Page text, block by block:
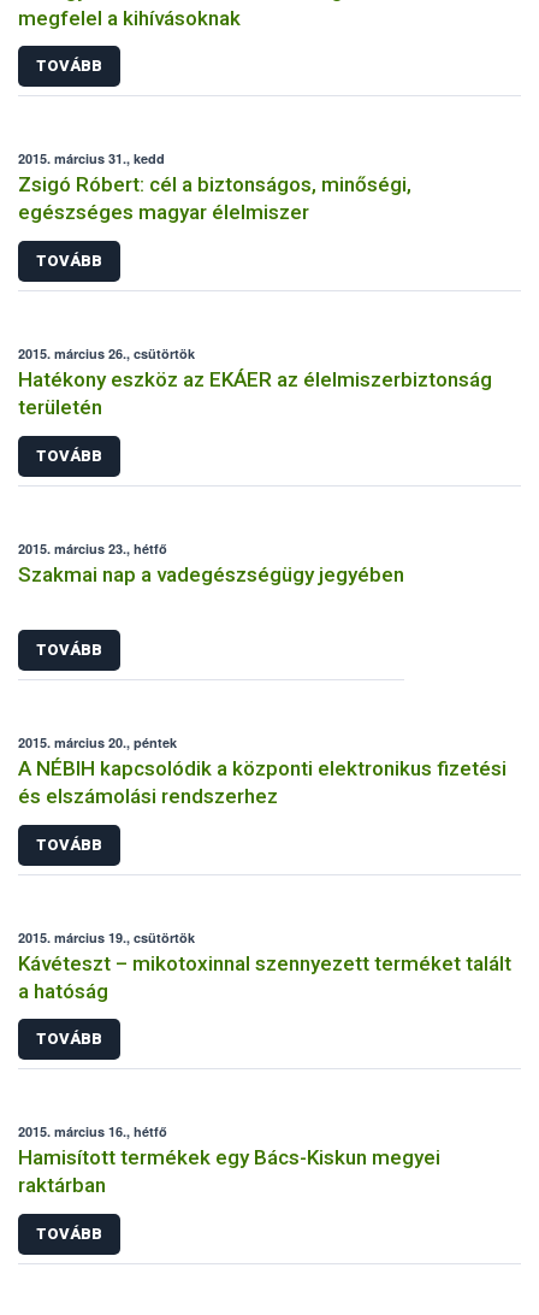
megfelel a kihívásoknak
TOVÁBB
2015. március 31., kedd
Zsigó Róbert: cél a biztonságos, minőségi,
egészséges magyar élelmiszer
TOVÁBB
2015. március 26., csütörtök
Hatékony eszköz az EKÁER az élelmiszerbiztonság
területén
TOVÁBB
2015. március 23., hétfő
Szakmai nap a vadegészségügy jegyében
TOVÁBB
2015. március 20., péntek
A NÉBIH kapcsolódik a központi elektronikus fizetési
és elszámolási rendszerhez
TOVÁBB
2015. március 19., csütörtök
Kávéteszt – mikotoxinnal szennyezett terméket talált
a hatóság
TOVÁBB
2015. március 16., hétfő
Hamisított termékek egy Bács-Kiskun megyei
raktárban
TOVÁBB